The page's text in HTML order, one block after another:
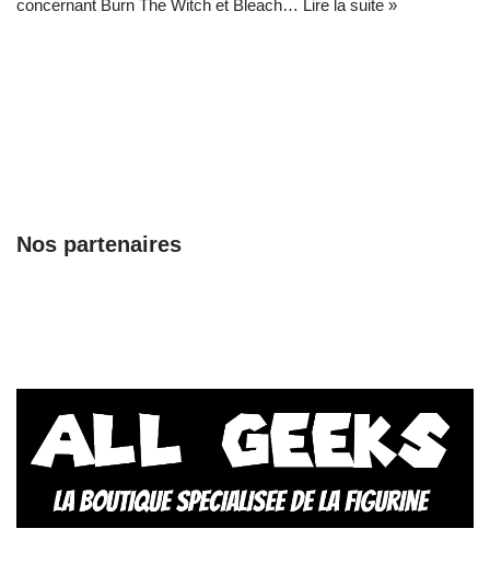
concernant Burn The Witch et Bleach… Lire la suite »
Nos partenaires